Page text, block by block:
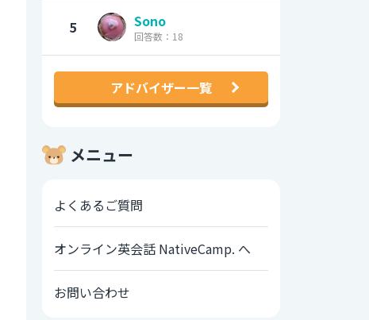
5 Sono
回答数：18
アドバイザー一覧
メニュー
よくあるご質問
オンライン英会話 NativeCamp. へ
お問い合わせ